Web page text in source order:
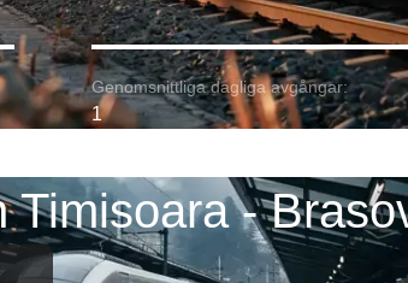
Genomsnittliga dagliga avgångar:
1
Timisoara -